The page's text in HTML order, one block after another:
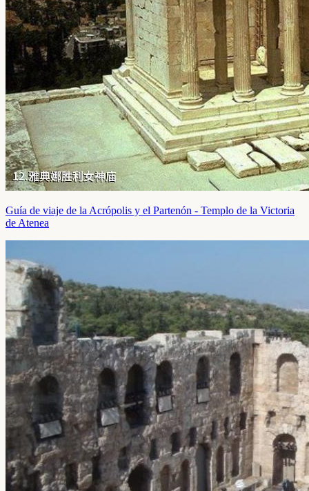
Guía de viaje de la Acrópolis y el Partenón - Templo de la Victoria
de Atenea